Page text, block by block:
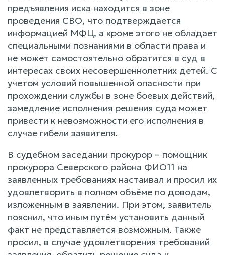
предъявления иска находится в зоне
проведения СВО, что подтверждается
информацией МФЦ, а кроме этого не обладает
специальными познаниями в области права и
не может самостоятельно обратится в суд в
интересах своих несовершеннолетних детей. С
учетом условий повышенной опасности при
прохождении службы в зоне боевых действий,
замедление исполнения решения суда может
привести к невозможности его исполнения в
случае гибели заявителя.
В судебном заседании прокурор – помощник
прокурора Северского района ФИО11 на
заявленных требованиях настаивал и просил их
удовлетворить в полном объёме по доводам,
изложенным в заявлении. При этом, заявитель
пояснил, что иным путём установить данный
факт не представляется возможным. Также
просил, в случае удовлетворения требований